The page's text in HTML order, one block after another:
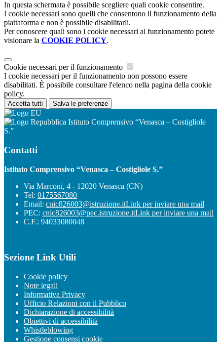
In questa schermata è possibile scegliere quali cookie consentire.
I cookie necessari sono quelli che consentono il funzionamento della
piattaforma e non è possibile disabilitarli.
Per conoscere quali sono i cookie necessari al funzionamento potete
visionare la COOKIE POLICY.
Cookie necessari per il funzionamento
I cookie necessari per il funzionamento non possono essere
disabilitati. È possibile consultare l'elenco nella pagina della cookie
policy.
Accetta tutti Salva le preferenze
Istituto Comprensivo “Venasca – Costigliole
S.”
Contatti
Istituto Comprensivo “Venasca – Costigliole S.”
Via Marconi, 4 - 12020 Venasca (CN)
Tel: 0175567080
Email: cnic826003@istruzione.itLink per inviare una mail
PEC: cnic826003@pec.istruzione.itLink per inviare una mail
C.F.: 94033080048
Sezione Link Utili
Cookie policy
Note legali
Informativa Privacy
Ufficio Relazioni con il Pubblico
Dichiarazione di accessibilità
Obiettivi di accessibilità
Whistleblowing
Gestione consensi cookie